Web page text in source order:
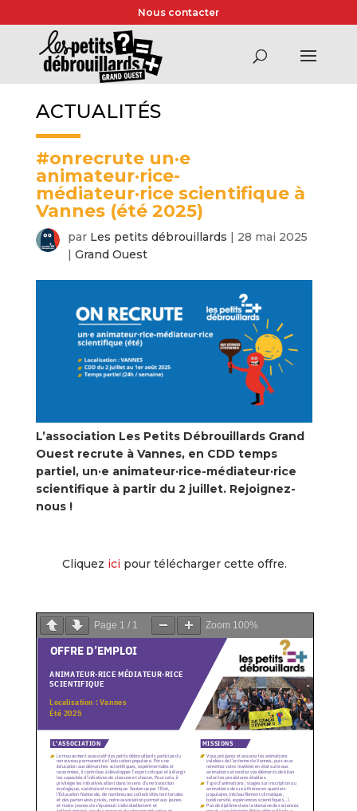
Nous contacter
ACTUALITÉS
#onrecrute un·e
animateur·rice-
médiateur·rice scientifique à
Vannes (été 2025)
par Les petits débrouillards | 28 mai 2025
| Grand Ouest
L’association Les Petits Débrouillards Grand
Ouest recrute à Vannes, en CDD temps
partiel, un·e animateur·rice-médiateur·rice
scientifique à partir du 2 juillet. Rejoignez-
nous !
Cliquez ici pour télécharger cette offre.
Page 1 / 1 Zoom 100%